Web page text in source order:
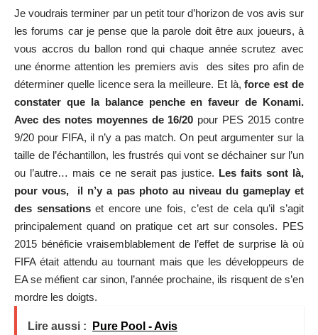
Je voudrais terminer par un petit tour d’horizon de vos avis sur
les forums car je pense que la parole doit être aux joueurs, à
vous accros du ballon rond qui chaque année scrutez avec
une énorme attention les premiers avis des sites pro afin de
déterminer quelle licence sera la meilleure. Et là,force est de
constater que la balance penche en faveur de Konami.
Avec des notes moyennes de 16/20 pour PES 2015 contre
9/20 pour FIFA, il n’y a pas match. On peut argumenter sur la
taille de l’échantillon, les frustrés qui vont se déchainer sur l’un
ou l’autre… mais ce ne serait pas justice. Les faits sont là,
pour vous, il n’y a pas photo au niveau du gameplay et
des sensationset encore une fois, c’est de cela qu’il s’agit
principalement quand on pratique cet art sur consoles. PES
2015 bénéficie vraisemblablement de l’effet de surprise là où
FIFA était attendu au tournant mais que les développeurs de
EA se méfient car sinon, l’année prochaine, ils risquent de s’en
mordre les doigts.
Lire aussi : Pure Pool - Avis